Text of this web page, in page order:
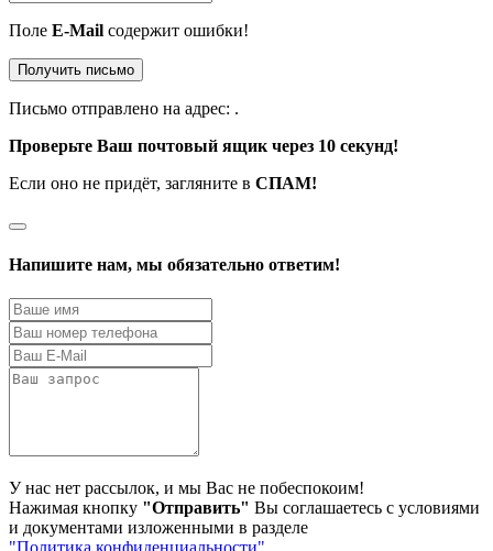
Поле E-Mail содержит ошибки!
Получить письмо
Письмо отправлено на адрес: .
Проверьте Ваш почтовый ящик через 10 секунд!
Если оно не придёт, загляните в СПАМ!
Напишите нам, мы обязательно ответим!
У нас нет рассылок, и мы Вас не побеспокоим!
Нажимая кнопку "Отправить" Вы соглашаетесь с условиями
и документами изложенными в разделе
"Политика конфиденциальности"